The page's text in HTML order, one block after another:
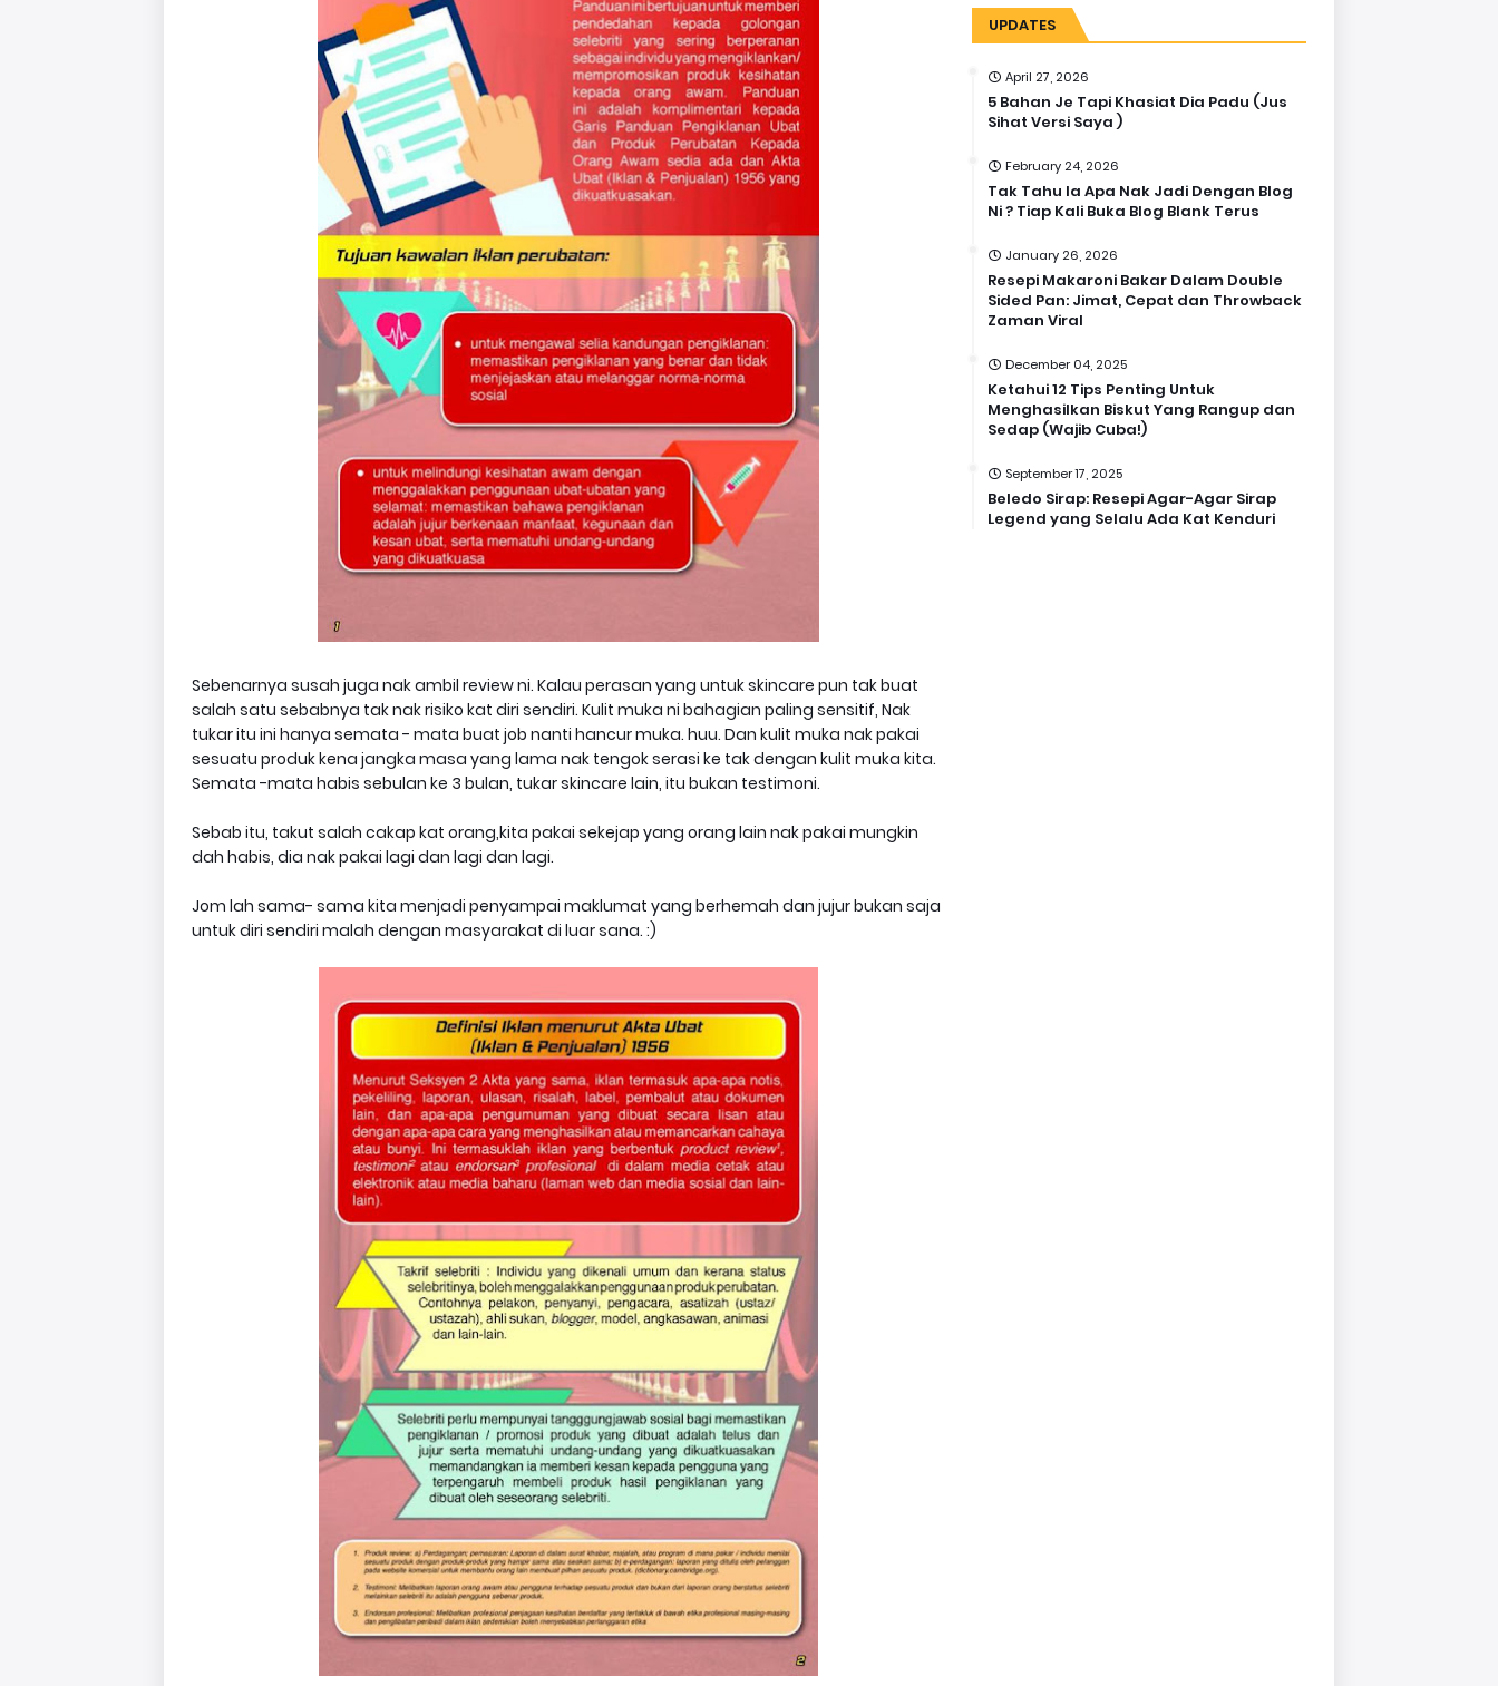
Sebenarnya susah juga nak ambil review ni. Kalau perasan yang untuk skincare pun tak buat
salah satu sebabnya tak nak risiko kat diri sendiri. Kulit muka ni bahagian paling sensitif, Nak
tukar itu ini hanya semata - mata buat job nanti hancur muka. huu. Dan kulit muka nak pakai
sesuatu produk kena jangka masa yang lama nak tengok serasi ke tak dengan kulit muka kita.
Semata -mata habis sebulan ke 3 bulan, tukar skincare lain, itu bukan testimoni.
Sebab itu, takut salah cakap kat orang,kita pakai sekejap yang orang lain nak pakai mungkin
dah habis, dia nak pakai lagi dan lagi dan lagi.
Jom lah sama- sama kita menjadi penyampai maklumat yang berhemah dan jujur bukan saja
untuk diri sendiri malah dengan masyarakat di luar sana. :)
UPDATES
April 27, 2026
5 Bahan Je Tapi Khasiat Dia Padu (Jus
Sihat Versi Saya )
February 24, 2026
Tak Tahu la Apa Nak Jadi Dengan Blog
Ni ? Tiap Kali Buka Blog Blank Terus
January 26, 2026
Resepi Makaroni Bakar Dalam Double
Sided Pan: Jimat, Cepat dan Throwback
Zaman Viral
December 04, 2025
Ketahui 12 Tips Penting Untuk
Menghasilkan Biskut Yang Rangup dan
Sedap (Wajib Cuba!)
September 17, 2025
Beledo Sirap: Resepi Agar-Agar Sirap
Legend yang Selalu Ada Kat Kenduri